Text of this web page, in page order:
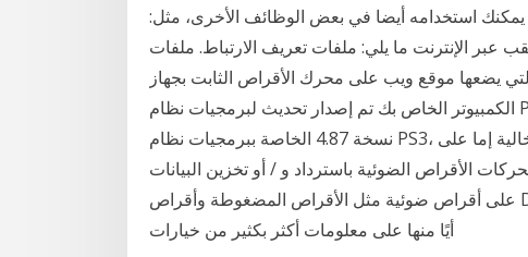
يمكنك استخدامه أيضا في بعض الوظائف الأخرى، مثل:
عبر الإنترنت ما يلي: ملفات تعريف الارتباط. ملفات
يضعها موقع ويب على محرك الأقراص الثابت بجهاز
الكمبيوتر الخاص بك تم إصدار تحديث لبرمجيات نظام PlayStation 3 في 31 مارس 2020. من أجل تنزيل
نسخة 4.87 الخاصة ببرمجيات نظام PS3، ستحتاج إلى 200 ميجا بايت كحد أدنى من المساحة الخالية إما على
الأقراص الضوئية باسترداد و / أو تخزين البيانات
على أقراص ضوئية مثل الأقراص المضغوطة وأقراص DVD وأقراص BDs (أقراص Blu-ray) ، والتي تحتوي
أيًا منها على معلومات أكثر بكثير من خيارات